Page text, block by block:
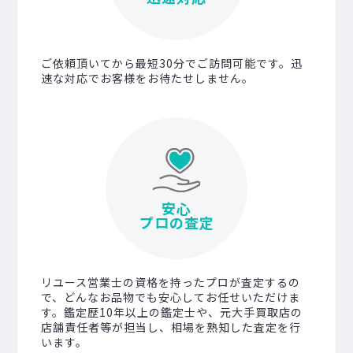
ご依頼頂いてから最短30分でご訪問可能です。迅
速な対応でお客様をお待たせしません。
安心
プロの査定
リユース営業士の資格を持ったプロが査定するの
で、どんなお品物でも安心してお任せいただけま
す。鑑定歴10年以上の鑑定士や、元大手買取店の
店舗責任者等が担当し、相場を熟知した査定を行
います。